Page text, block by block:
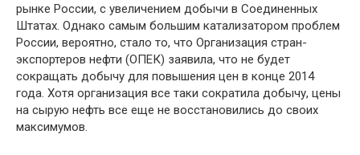
рынке России, с увеличением добычи в Соединенных
Штатах. Однако самым большим катализатором проблем
России, вероятно, стало то, что Организация стран-
экспортеров нефти (ОПЕК) заявила, что не будет
сокращать добычу для повышения цен в конце 2014
года. Хотя организация все таки сократила добычу, цены
на сырую нефть все еще не восстановились до своих
максимумов.